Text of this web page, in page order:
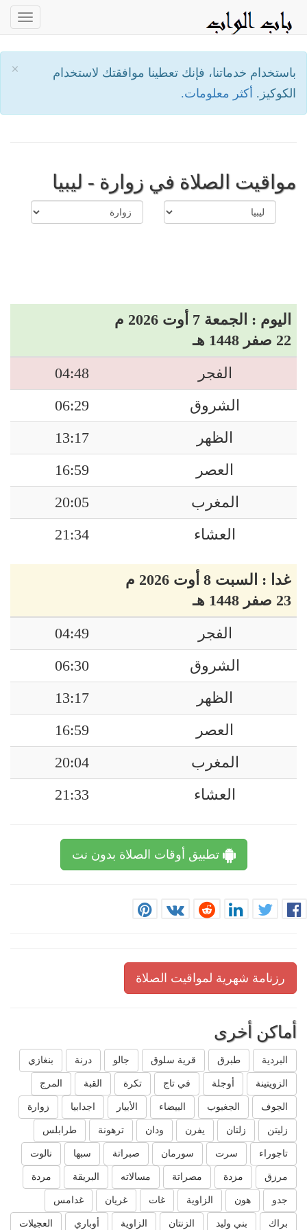
×
باستخدام خدماتنا، فإنك تعطينا موافقتك لاستخدام
الكوكيز. أكثر معلومات.
مواقيت الصلاة في زوارة - ليبيا
اليوم : الجمعة 7 أوت 2026 م
22 صفر 1448 هـ
الفجر
04:48
الشروق
06:29
الظهر
13:17
العصر
16:59
المغرب
20:05
العشاء
21:34
غدا : السبت 8 أوت 2026 م
23 صفر 1448 هـ
الفجر
04:49
الشروق
06:30
الظهر
13:17
العصر
16:59
المغرب
20:04
العشاء
21:33
تطبيق أوقات الصلاة بدون نت
رزنامة شهرية لمواقيت الصلاة
أماكن أخرى
البردية طبرق قرية سلوق جالو درنة بنغازي
الزويتينة أوجلة في تاج تكرة القبة المرج
الجوف الجغبوب البيضاء الأبيار اجدابيا زوارة
زليتن زلتان يفرن ودان ترهونة طرابلس
تاجوراء سرت سورمان صبراتة سبها نالوت
مرزق مزدة مصراتة مسالاته البريقة مردة
جدو هون الزاوية غات غريان غدامس
براك بني وليد الزنتان الزاوية أوباري العجيلات